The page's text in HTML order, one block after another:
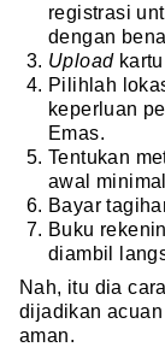
registrasi
dengan
Upload
Pilihlah
keperluan
Emas.
Tentukan
awal
Bayar
Buku
diambil
Nah, itu dia
dijadikan
aman.